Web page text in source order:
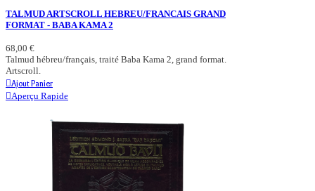
TALMUD ARTSCROLL HEBREU/FRANCAIS GRAND
FORMAT - BABA KAMA 2
68,00 €
Talmud hébreu/français, traité Baba Kama 2, grand format.
Artscroll.
Ajout Panier
Aperçu Rapide